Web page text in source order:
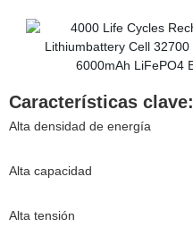
Características clave:
Alta densidad de energía
Alta capacidad
Alta tensión